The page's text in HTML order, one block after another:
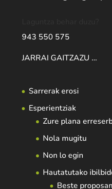
943 550 575
JARRAI GAITZAZU …
Sarrerak erosi
Esperientziak
Zure plana
Nola mugitu
Non lo egin
Hautatutako
Beste